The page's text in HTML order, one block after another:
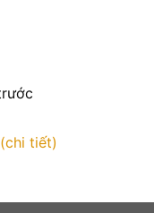
(chi tiết)